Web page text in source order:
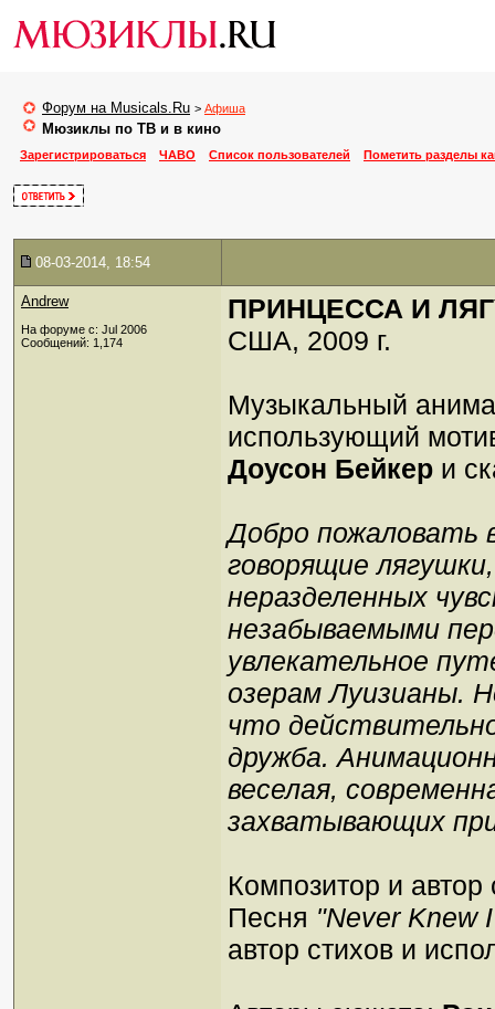
Форум на Musicals.Ru > Афиша
Мюзиклы по ТВ и в кино
Зарегистрироваться ЧАВО Список пользователей Пометить разделы
08-03-2014, 18:54
Andrew
На форуме с: Jul 2006
Сообщений: 1,174
ПРИНЦЕССА И
США, 2009 г.
Музыкальный
использующий
Доусон Бейкер и
Добро пожаловать
говорящие
неразделенных
незабываемыми
увлекательное
озерам Луизианы.
что
дружба.
веселая,
захватывающих
Композитор и автор
Песня "Never Knew
автор стихов и